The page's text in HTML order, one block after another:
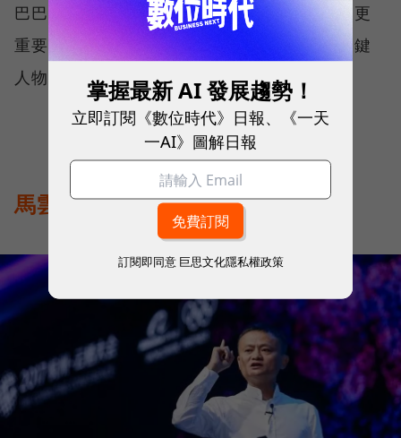
巴巴集團內各方開國元老、各方勢力的要角。更
重要的是，馬雲仍是指引公司發展大方向的關鍵
人物。
馬雲仍是集團股東和長期合夥人
掌握最新 AI 發展趨勢！
立即訂閱《數位時代》日報、《一天
一AI》圖解日報
訂閱即同意 巨思文化隱私權政策